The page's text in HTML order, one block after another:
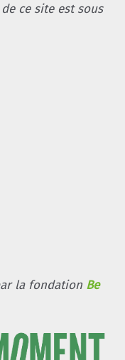
ce site est sous
la fondation Be